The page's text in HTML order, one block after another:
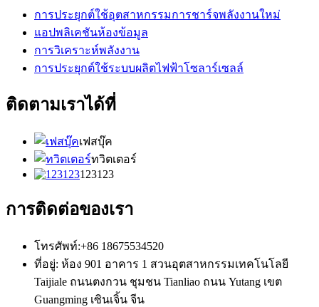
การประยุกต์ใช้อุตสาหกรรมการชาร์จพลังงานใหม่
แอปพลิเคชันห้องข้อมูล
การวิเคราะห์พลังงาน
การประยุกต์ใช้ระบบผลิตไฟฟ้าโซลาร์เซลล์
ติดตามเราได้ที่
เฟสบุ๊ค
ทวิตเตอร์
123123
การติดต่อของเรา
โทรศัพท์:+86 18675534520
ที่อยู่: ห้อง 901 อาคาร 1 สวนอุตสาหกรรมเทคโนโลยี
Taijiale ถนนตงกวน ชุมชน Tianliao ถนน Yutang เขต
Guangming เซินเจิ้น จีน